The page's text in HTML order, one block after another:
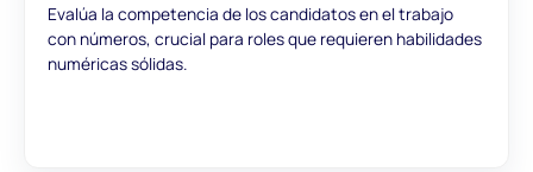
Evalúa la competencia de los candidatos en el trabajo
con números, crucial para roles que requieren habilidades
numéricas sólidas.